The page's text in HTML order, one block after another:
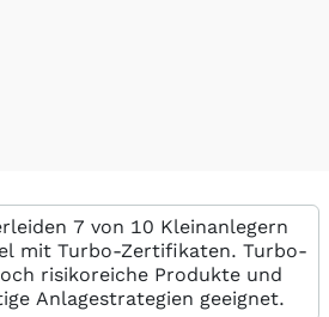
7 von 10 Kleinanlegern
mit Turbo-Zertifikaten. Turbo-
risikoreiche Produkte und
Anlagestrategien geeignet.